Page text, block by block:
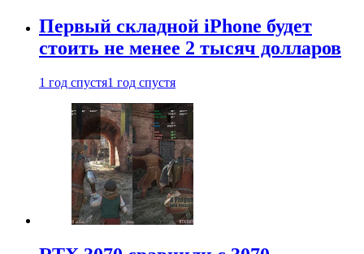
Первый складной iPhone будет
стоить не менее 2 тысяч долларов
1 год спустя1 год спустя